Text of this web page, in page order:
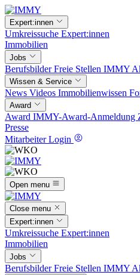
Expert:innen
Umkreissuche Expert:innen
Immobilien
Jobs
BerufsbilderFreie Stellen IMMY
Wissen & Service
News Videos Immobilienwissen
Award
Award IMMY-Award-Anmeldung
Presse
Mitarbeiter Login
Open menu
Close menu
Expert:innen
Umkreissuche Expert:innen
Immobilien
Jobs
BerufsbilderFreie Stellen IMMY